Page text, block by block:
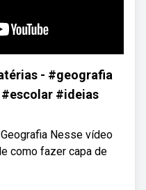
- #geografia
#ideias
Nesse vídeo
como fazer capa de